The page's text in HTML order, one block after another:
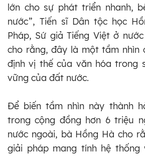
lớn cho sự phát triển nhanh,
nước”, Tiến sĩ Dân tộc học
Pháp, Sứ giả Tiếng Việt ở
cho rằng, đây là một tầm nhìn
định vị thế của văn hóa trong
vững của đất nước.
Để biến tầm nhìn này thành
trong cộng đồng hơn 6 triệu
nước ngoài, bà Hồng Hà cho
giải pháp mang tính hệ